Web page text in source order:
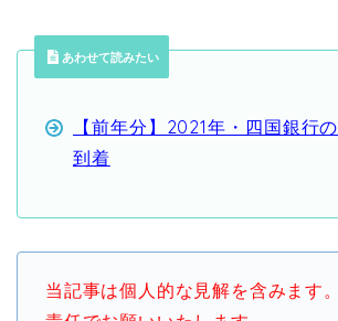
あわせて読みたい
【前年分】2021年・四国銀行
到着
当記事は個人的な見解を含みます